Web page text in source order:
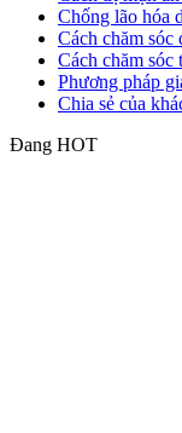
Chống lão hóa
Cách chăm sóc
Cách chăm sóc
Phương pháp
Chia sẻ của
Đang HOT